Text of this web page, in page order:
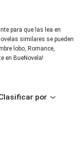
para que las lea en
similares se pueden
lobo, Romance,
en BueNovela!
por